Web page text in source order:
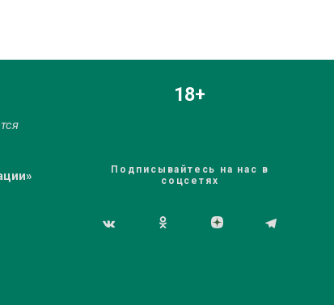
18+
Подписывайтесь на нас в
соцсетях